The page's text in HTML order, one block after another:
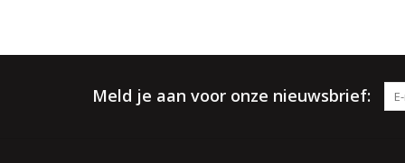
Meld je aan voor onze nieuwsbrief: